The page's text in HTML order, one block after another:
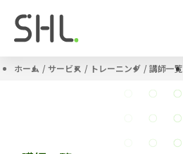
ホーム サービス トレーニング 講師一覧